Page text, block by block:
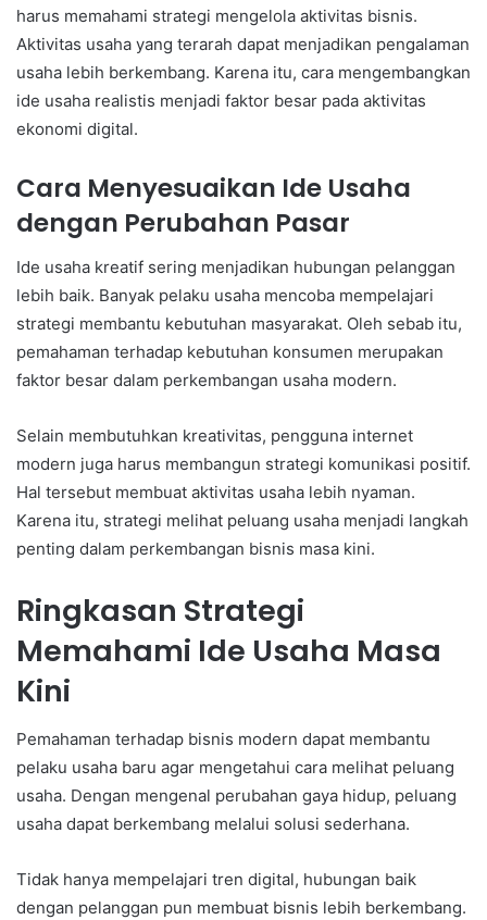
harus memahami strategi mengelola aktivitas bisnis.
Aktivitas usaha yang terarah dapat menjadikan pengalaman
usaha lebih berkembang. Karena itu, cara mengembangkan
ide usaha realistis menjadi faktor besar pada aktivitas
ekonomi digital.
Cara Menyesuaikan Ide Usaha
dengan Perubahan Pasar
Ide usaha kreatif sering menjadikan hubungan pelanggan
lebih baik. Banyak pelaku usaha mencoba mempelajari
strategi membantu kebutuhan masyarakat. Oleh sebab itu,
pemahaman terhadap kebutuhan konsumen merupakan
faktor besar dalam perkembangan usaha modern.
Selain membutuhkan kreativitas, pengguna internet
modern juga harus membangun strategi komunikasi positif.
Hal tersebut membuat aktivitas usaha lebih nyaman.
Karena itu, strategi melihat peluang usaha menjadi langkah
penting dalam perkembangan bisnis masa kini.
Ringkasan Strategi
Memahami Ide Usaha Masa
Kini
Pemahaman terhadap bisnis modern dapat membantu
pelaku usaha baru agar mengetahui cara melihat peluang
usaha. Dengan mengenal perubahan gaya hidup, peluang
usaha dapat berkembang melalui solusi sederhana.
Tidak hanya mempelajari tren digital, hubungan baik
dengan pelanggan pun membuat bisnis lebih berkembang.